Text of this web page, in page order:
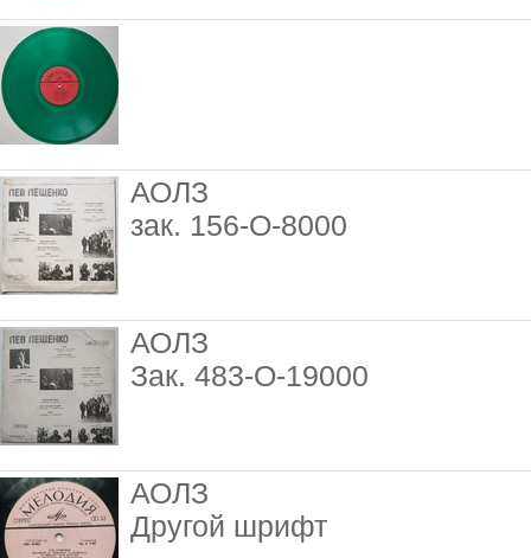
АОЛЗ
зак. 156-О-8000
АОЛЗ
Зак. 483-О-19000
АОЛЗ
Другой шрифт